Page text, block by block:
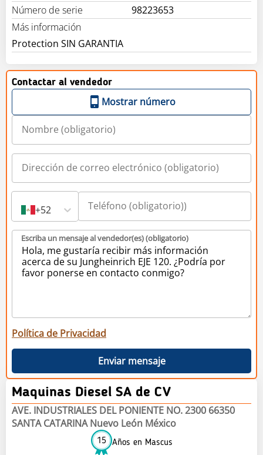
Número de serie
98223653
Más información
Protection SIN GARANTIA
Contactar al vendedor
Mostrar número
+52
Escriba un mensaje al vendedor(es) (obligatorio)
Política de Privacidad
Enviar mensaje
Maquinas Diesel SA de CV
AVE. INDUSTRIALES DEL PONIENTE NO. 2300 66350
SANTA CATARINA Nuevo León México
15 Años en Mascus